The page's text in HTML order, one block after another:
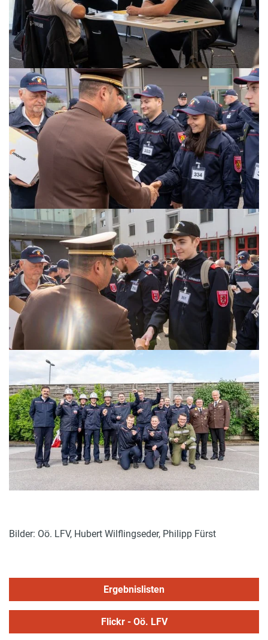
Bilder: Oö. LFV, Hubert Wilflingseder, Philipp Fürst
Ergebnislisten
Flickr - Oö. LFV